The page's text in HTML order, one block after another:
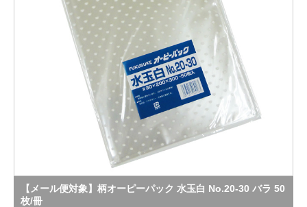
【メール便対象】柄オーピーパック 水玉白 No.20-30 バラ 50
枚/冊